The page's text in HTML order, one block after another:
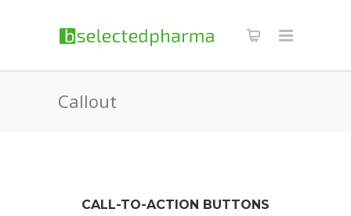
Callout
CALL-TO-ACTION BUTTONS